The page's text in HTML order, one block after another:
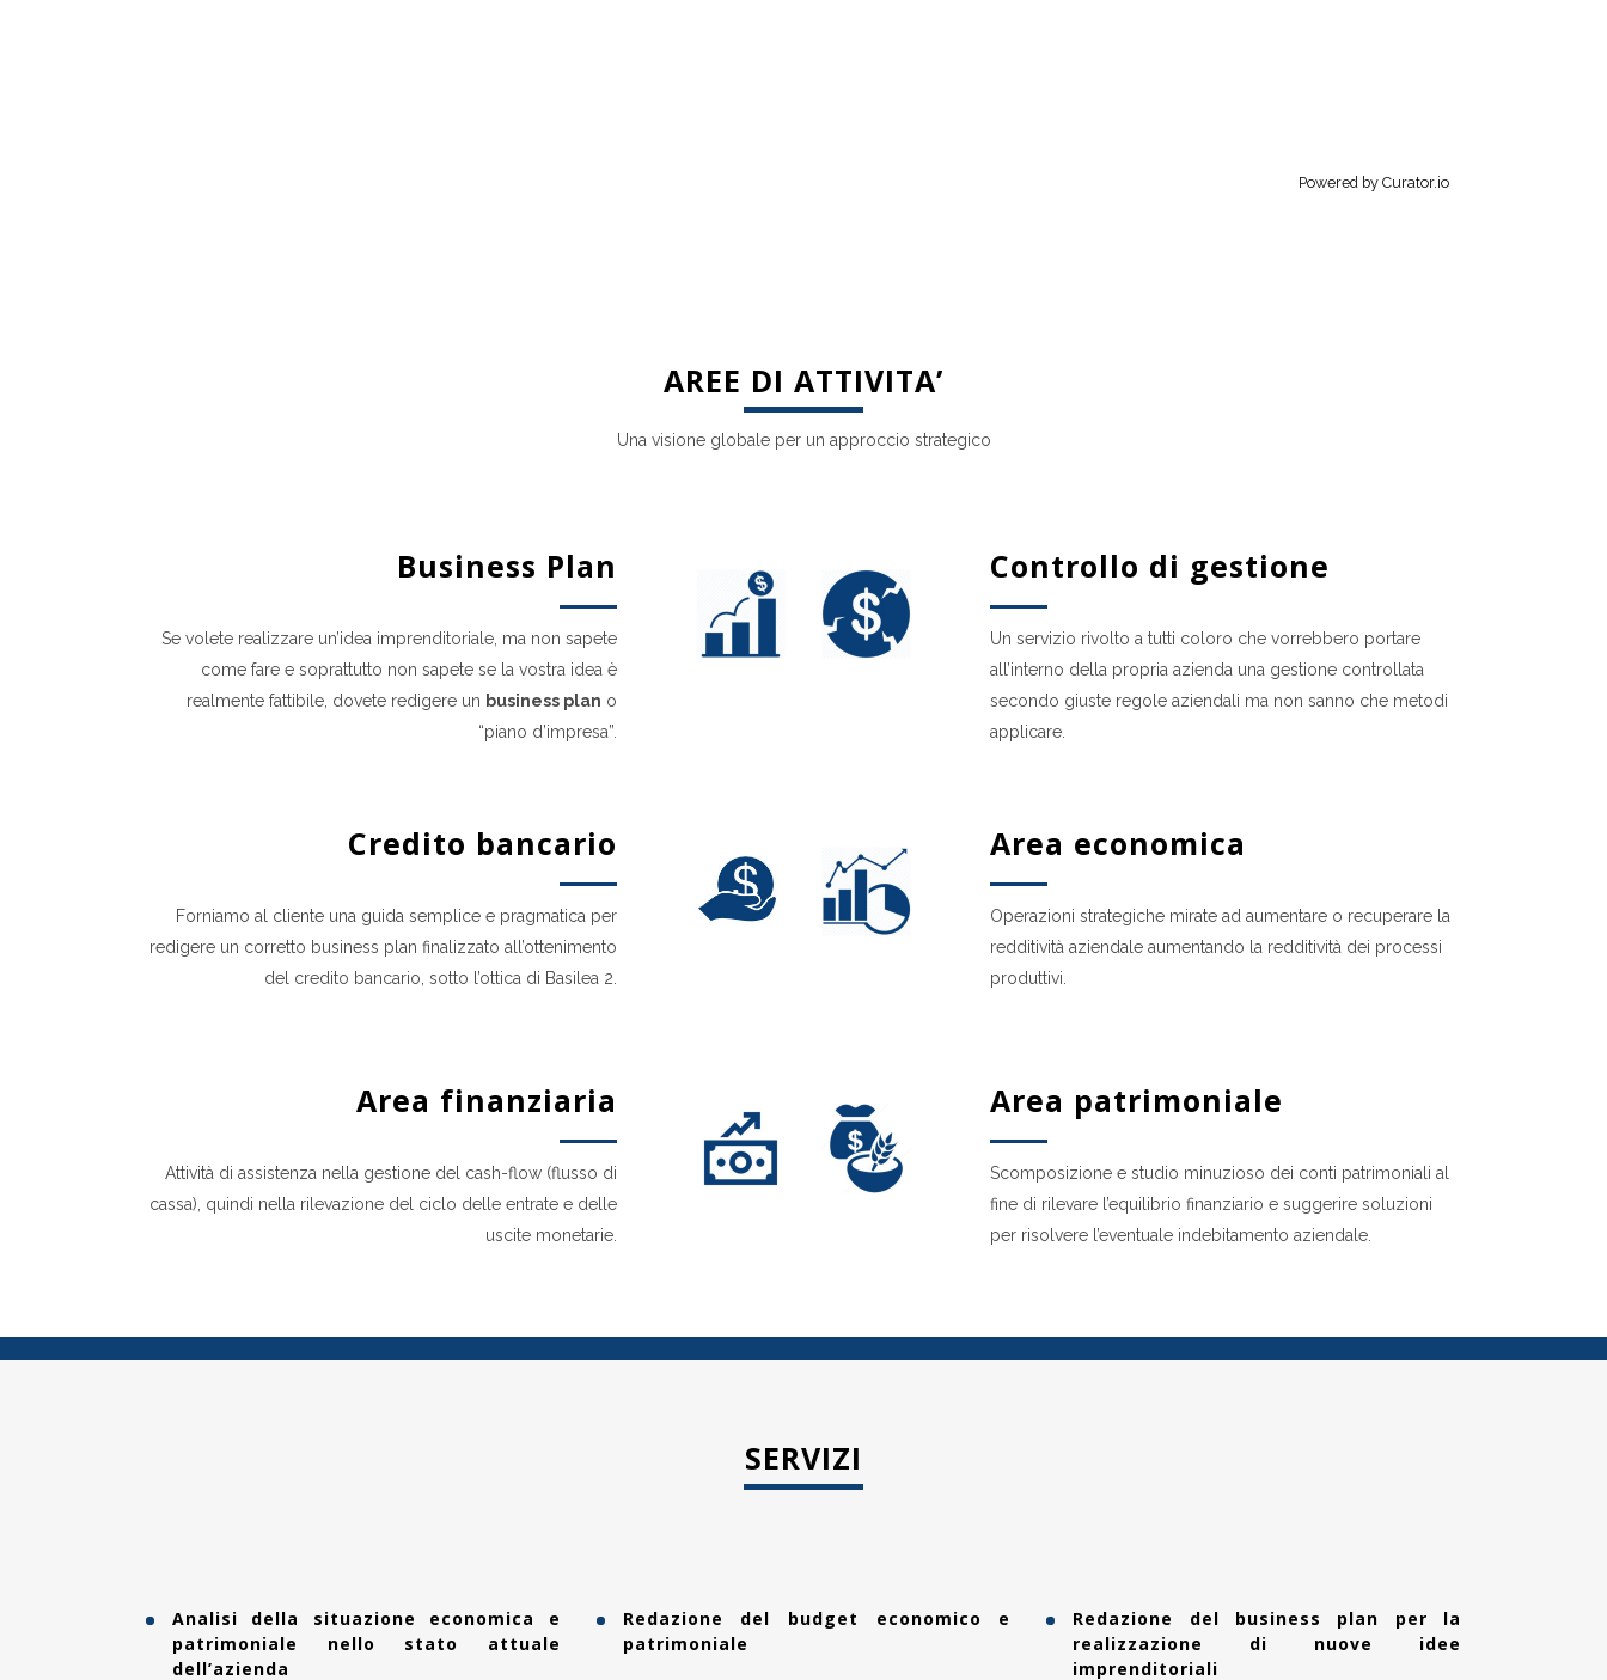
Powered by Curator.io
AREE DI ATTIVITA’
Una visione globale per un approccio strategico
Business Plan
Se volete realizzare un’idea imprenditoriale, ma non sapete
come fare e soprattutto non sapete se la vostra idea è
realmente fattibile, dovete redigere un business plan o
“piano d’impresa”.
Controllo di gestione
Un servizio rivolto a tutti coloro che vorrebbero portare
all’interno della propria azienda una gestione controllata
secondo giuste regole aziendali ma non sanno che metodi
applicare.
Credito bancario
Forniamo al cliente una guida semplice e pragmatica per
redigere un corretto business plan finalizzato all’ottenimento
del credito bancario, sotto l’ottica di Basilea 2.
Area economica
Operazioni strategiche mirate ad aumentare o recuperare la
redditività aziendale aumentando la redditività dei processi
produttivi.
Area finanziaria
Attività di assistenza nella gestione del cash-flow (flusso di
cassa), quindi nella rilevazione del ciclo delle entrate e delle
uscite monetarie.
Area patrimoniale
Scomposizione e studio minuzioso dei conti patrimoniali al
fine di rilevare l’equilibrio finanziario e suggerire soluzioni
per risolvere l’eventuale indebitamento aziendale.
SERVIZI
Analisi della situazione economica e
patrimoniale nello stato attuale
dell’azienda
Redazione del budget economico e
patrimoniale
Redazione del business plan per la
realizzazione di nuove idee
imprenditoriali